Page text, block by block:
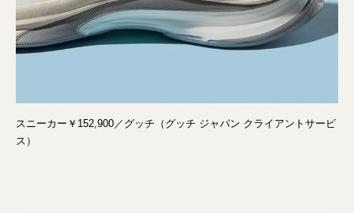
スニーカー￥152,900／グッチ（グッチ ジャパン クライアントサービ
ス）